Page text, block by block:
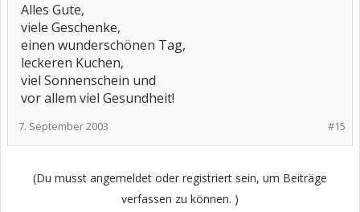
Alles Gute,
viele Geschenke,
einen wunderschönen Tag,
leckeren Kuchen,
viel Sonnenschein und
vor allem viel Gesundheit!
#15
7. September 2003
(Du musst angemeldet oder registriert sein, um Beiträge
verfassen zu können. )